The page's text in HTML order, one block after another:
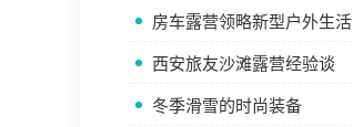
房车露营领略新型户外生活
西安旅友沙滩露营经验谈
冬季滑雪的时尚装备